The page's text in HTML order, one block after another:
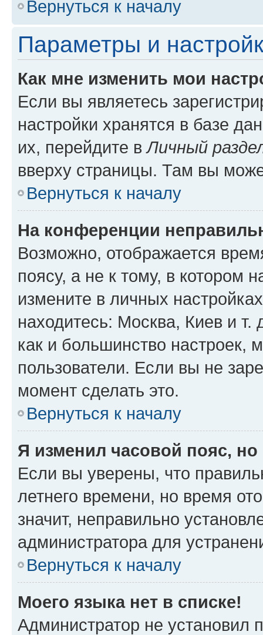
Вернуться к началу
Параметры и
Как мне изменить мои
Если вы являетесь
настройки хранятся в базе
их, перейдите вЛичный
вверху страницы. Там вы
Вернуться к началу
На конференции
Возможно, отображается
поясу, а не к тому, в котором
измените в личных
находитесь: Москва, Киев и т.
как и большинство настроек,
пользователи. Если вы не
момент сделать это.
Вернуться к началу
Я изменил часовой пояс,
Если вы уверены, что
летнего времени, но время
значит, неправильно
администратора для
Вернуться к началу
Моего языка нет в списке!
Администратор не установил